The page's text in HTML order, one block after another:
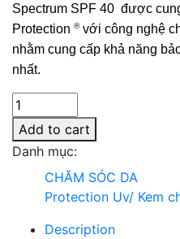
Spectrum SPF 40  được
Protection ® với công nghệ
nhằm cung cấp khả năng
nhất.
Add to cart
Danh mục:
CHĂM SÓC DA
Protection Uv/ Kem
Description